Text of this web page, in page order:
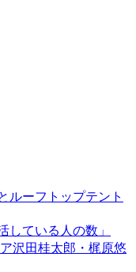
ルーフトップテント
している人の数」
沢田桂太郎・梶原悠